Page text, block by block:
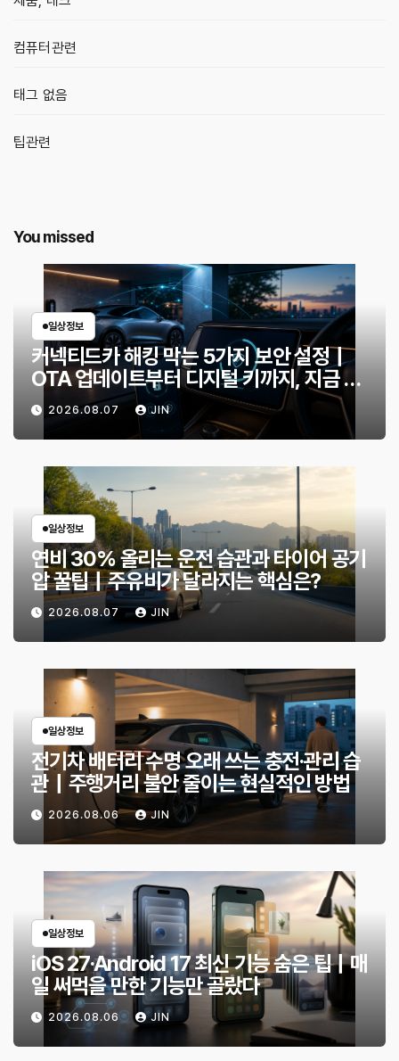
컴퓨터관련
태그 없음
팁관련
You missed
일상정보
커넥티드카 해킹 막는 5가지 보안 설정｜
OTA 업데이트부터 디지털 키까지, 지금 확
인할 것은?
2026.08.07 JIN
일상정보
연비 30% 올리는 운전 습관과 타이어 공기
압 꿀팁｜주유비가 달라지는 핵심은?
2026.08.07 JIN
일상정보
전기차 배터리 수명 오래 쓰는 충전·관리 습
관｜주행거리 불안 줄이는 현실적인 방법
2026.08.06 JIN
일상정보
iOS 27·Android 17 최신 기능 숨은 팁｜매
일 써먹을 만한 기능만 골랐다
2026.08.06 JIN